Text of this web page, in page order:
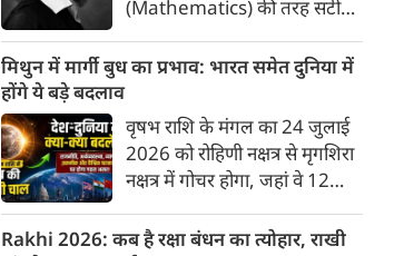
(Mathematics) की तरह सटीक,
जाए। वे एक ऐसा सार्वभौमिक सत्य
खोजना चाहते थे, जिस पर कोई भी
प्रश्नचिह्न न लगा सके। इसी विचार ने
बुद्धिवाद (Rationalism) की नींव
रखी। आइए, देकार्त के इस अद्भुत
दार्शनिक चिंतन के 4 प्रमुख स्तंभों
को गहराई से समझते हैं।
मिथुन में मार्गी बुध का प्रभाव: भारत समेत दुनिया में
होंगे ये बड़े बदलाव
वृषभ राशि के मंगल का 24 जुलाई
2026 को रोहिणी नक्षत्र से मृगशिरा
नक्षत्र में गोचर होगा, जहां वे 12
दुनिया में एक बड़ा हलचल भरा मोड़
Rakhi 2026: कब है रक्षा बंधन का त्योहार, राखी